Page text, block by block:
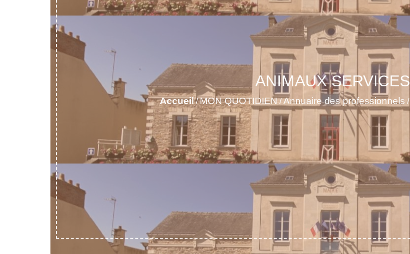
ANIMAUX SERVICES
Accueil/MON QUOTIDIEN/Annuaire des professionnels /